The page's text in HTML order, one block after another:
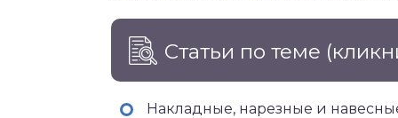
Статьи по теме
Накладные, нарезные и